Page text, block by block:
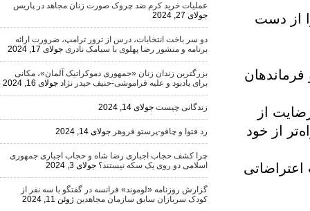
دست
از
خود
عملیات خرید کرم ضد چروک صورت زنان مجاهد در پاریس
دو سر باخت انتخابات، درس از ترور ترامپ، ضرورت ارائه
برنامه و منشور رضا پهلوی با سیامک نادری جولای 17, 2024
بزرگترین زندان زنان «جمهوری دموکراتیک آلمان»، مکانی
برای یادبود و علیه فراموشی-حنیف حیدر نژاد جولای 16, 2024
زندگانی چیست جولای 14, 2024
رد فتوا و چاقو-پرستو فروهر جولای 14, 2024
چرا کشف حجاب اجباری رضا شاه و حجاب اجباری جمهوری
اسلامی دو روی یک سکه نیستند؟ جولای 3, 2024
گزارش روزنامه «لوموند» فرانسه در گفتگو با سه نفر از
کودک سربازان سابق سازمان مجاهدین ژوئن 11, 2024